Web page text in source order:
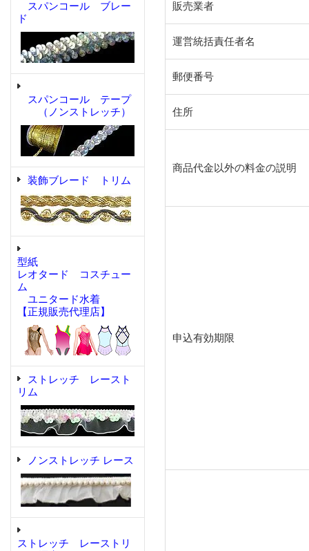
スパンコール ブレー
ド
スパンコール テープ
（ノンストレッチ）
装飾ブレード トリム
型紙
レオタード コスチュー
ム
ユニタード水着
【正規販売代理店】
ストレッチ レースト
リム
ノンストレッチ レース
ストレッチ レーストリ
販売業者
運営統括責任者名
郵便番号
住所
商品代金以外の料金の説明
申込有効期限